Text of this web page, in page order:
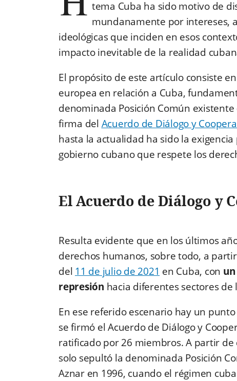
tema Cuba ha sido motivo de
mundanamente por intereses,
ideológicas que inciden en esos
impacto inevitable de la realidad
El propósito de este artículo consiste
europea en relación a Cuba,
denominada Posición Común
firma del Acuerdo de Diálogo y
hasta la actualidad ha sido la
gobierno cubano que respete los
El Acuerdo de Diálogo y
Resulta evidente que en los últimos
derechos humanos, sobre todo, a
del 11 de julio de 2021 en Cuba, con
represión hacia diferentes sectores de
En ese referido escenario hay un
se firmó el Acuerdo de Diálogo y
ratificado por 26 miembros. A partir de
solo sepultó la denominada Posición
Aznar en 1996, cuando el régimen